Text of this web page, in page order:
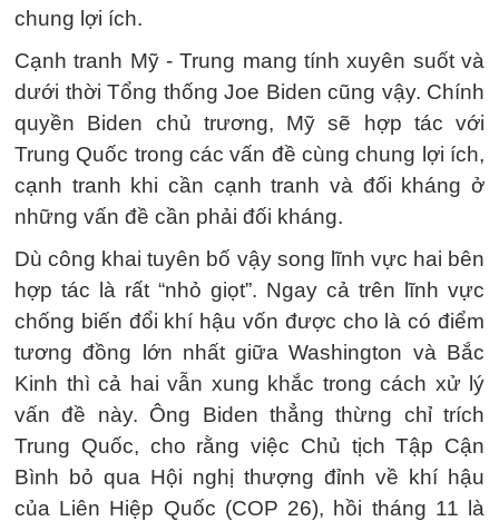
chung lợi ích.
Cạnh tranh Mỹ - Trung mang tính xuyên suốt và
dưới thời Tổng thống Joe Biden cũng vậy. Chính
quyền Biden chủ trương, Mỹ sẽ hợp tác với
Trung Quốc trong các vấn đề cùng chung lợi ích,
cạnh tranh khi cần cạnh tranh và đối kháng ở
những vấn đề cần phải đối kháng.
Dù công khai tuyên bố vậy song lĩnh vực hai bên
hợp tác là rất “nhỏ giọt”. Ngay cả trên lĩnh vực
chống biến đổi khí hậu vốn được cho là có điểm
tương đồng lớn nhất giữa Washington và Bắc
Kinh thì cả hai vẫn xung khắc trong cách xử lý
vấn đề này. Ông Biden thẳng thừng chỉ trích
Trung Quốc, cho rằng việc Chủ tịch Tập Cận
Bình bỏ qua Hội nghị thượng đỉnh về khí hậu
của Liên Hiệp Quốc (COP 26), hồi tháng 11 là